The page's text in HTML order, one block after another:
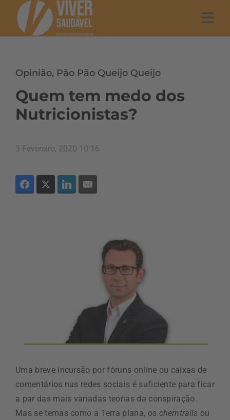
Opinião, Pão Pão Queijo Queijo
Quem tem medo dos
Nutricionistas?
3 Fevereiro, 2020 10:16
Uma breve incursão por fóruns online ou caixas de
comentários nas redes sociais é suficiente para ficar
a par das mais variadas teorias da conspiração.
Mas se temas como a Terra plana, os chemtrails ou